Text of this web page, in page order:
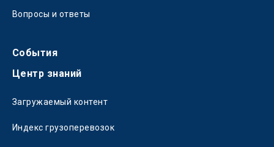
Вопросы и ответы
События
Центр знаний
Загружаемый контент
Индекс грузоперевозок